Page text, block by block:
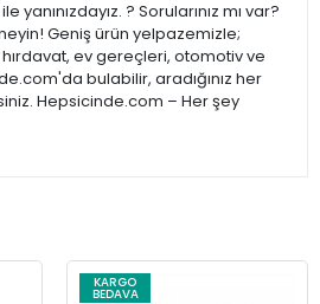
? Sorularınız mı var?
Geniş ürün yelpazemizle;
ev gereçleri, otomotiv ve
bulabilir, aradığınız her
Hepsicinde.com – Her şey
KARGO
BEDAVA